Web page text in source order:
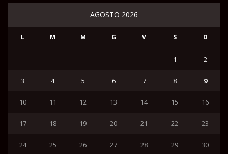
AGOSTO 2026
L M M G V S D
1 2
3 4 5 6 7 8 9
10 11 12 13 14 15 16
17 18 19 20 21 22 23
24 25 26 27 28 29 30